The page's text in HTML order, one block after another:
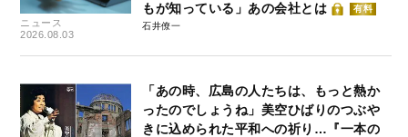
ニュース
2026.08.03
もが知っている」あの会社とは
有料
石井僚一
「あの時、広島の人たちは、もっと熱か
ったのでしょうね」美空ひばりのつぶや
きに込められた平和への祈り…『一本の